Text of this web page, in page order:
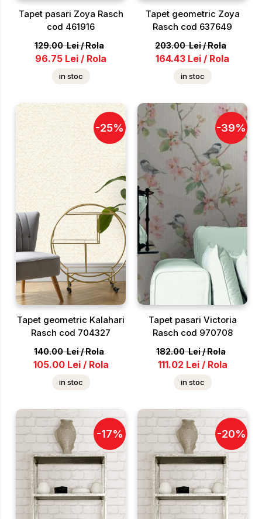
Tapet pasari Zoya Rasch
cod 461916
129.00 Lei/Rola
96.75 Lei / Rola
in stoc
Tapet geometric Zoya
Rasch cod 637649
203.00 Lei/Rola
164.43 Lei / Rola
in stoc
-25%
Tapet geometric Kalahari
Rasch cod 704327
140.00 Lei/Rola
105.00 Lei / Rola
in stoc
-39%
Tapet pasari Victoria
Rasch cod 970708
182.00 Lei/Rola
111.02 Lei / Rola
in stoc
-17% -20%